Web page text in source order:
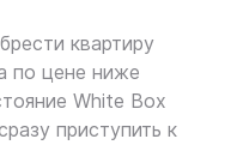
квартиру
по цене ниже
White Box
приступить к